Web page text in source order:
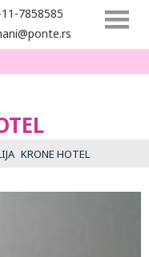
7858585
KRONE HOTEL